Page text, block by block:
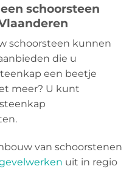
schoorsteen
schoorsteen kunnen
die u
een beetje
meer? U kunt
van schoorstenen
uit in regio